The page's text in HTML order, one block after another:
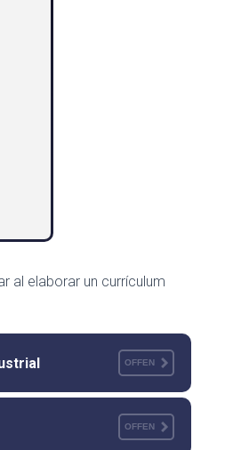
al elaborar un currículum
OFFEN
OFFEN